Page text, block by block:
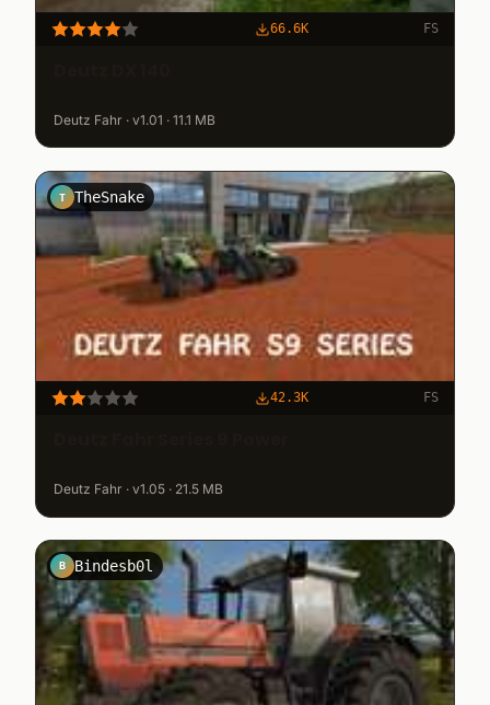
66.6K FS
Deutz Fahr · v1.01 · 11.1 MB
T TheSnake
42.3K FS
Deutz Fahr · v1.05 · 21.5 MB
B Bindesb0l